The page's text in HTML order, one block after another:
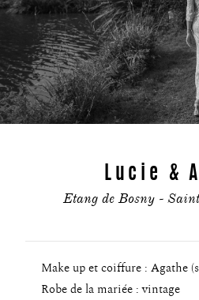
Lucie &
Etang de Bosny -
Make up et coiffure : Agathe
Robe de la mariée : vintage